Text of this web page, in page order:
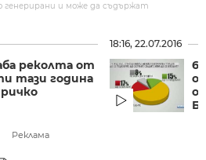
и може да съдържат
реколта от
тази година
18:16, 22.07.2016
Реклама